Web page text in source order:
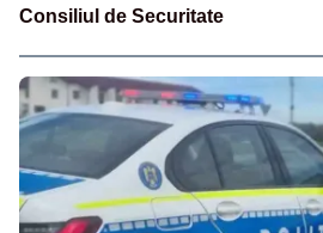
Consiliul de Securitate